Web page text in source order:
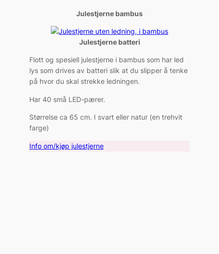
Julestjerne bambus
Julestjerne batteri
Flott og spesiell julestjerne i bambus som har led
lys som drives av batteri slik at du slipper å tenke
på hvor du skal strekke ledningen.
Har 40 små LED-pærer.
Størrelse ca 65 cm. I svart eller natur (en trehvit
farge)
Info om/kjøp julestjerne